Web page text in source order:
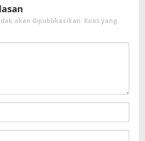
akan dipublikasikan. Ruas yang